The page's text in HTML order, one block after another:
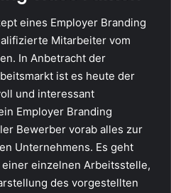
eines Employer Branding
Mitarbeiter vom
In Anbetracht der
ist es heute der
und interessant
Employer Branding
Bewerber vorab alles zur
Unternehmens. Es geht
einzelnen Arbeitsstelle,
des vorgestellten